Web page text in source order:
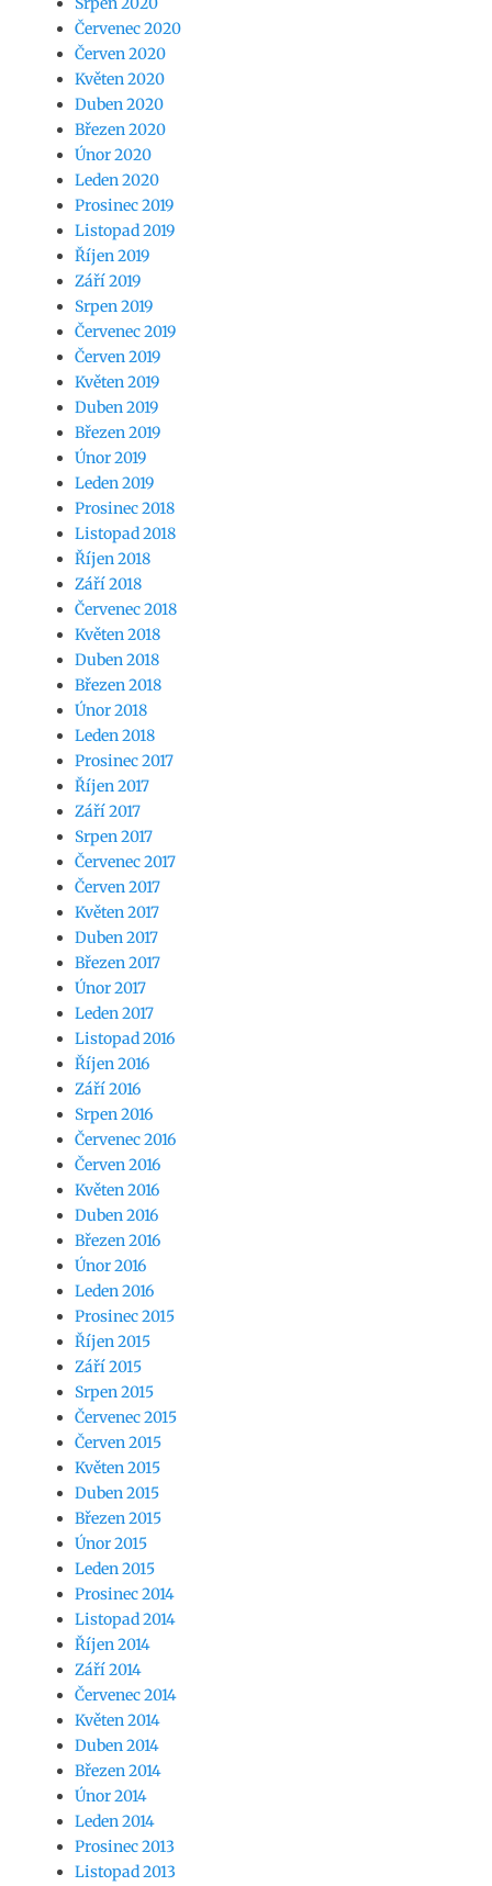
Červenec 2020
Červen 2020
Květen 2020
Duben 2020
Březen 2020
Únor 2020
Leden 2020
Prosinec 2019
Listopad 2019
Říjen 2019
Září 2019
Srpen 2019
Červenec 2019
Červen 2019
Květen 2019
Duben 2019
Březen 2019
Únor 2019
Leden 2019
Prosinec 2018
Listopad 2018
Říjen 2018
Září 2018
Červenec 2018
Květen 2018
Duben 2018
Březen 2018
Únor 2018
Leden 2018
Prosinec 2017
Říjen 2017
Září 2017
Srpen 2017
Červenec 2017
Červen 2017
Květen 2017
Duben 2017
Březen 2017
Únor 2017
Leden 2017
Listopad 2016
Říjen 2016
Září 2016
Srpen 2016
Červenec 2016
Červen 2016
Květen 2016
Duben 2016
Březen 2016
Únor 2016
Leden 2016
Prosinec 2015
Říjen 2015
Září 2015
Srpen 2015
Červenec 2015
Červen 2015
Květen 2015
Duben 2015
Březen 2015
Únor 2015
Leden 2015
Prosinec 2014
Listopad 2014
Říjen 2014
Září 2014
Červenec 2014
Květen 2014
Duben 2014
Březen 2014
Únor 2014
Leden 2014
Prosinec 2013
Listopad 2013